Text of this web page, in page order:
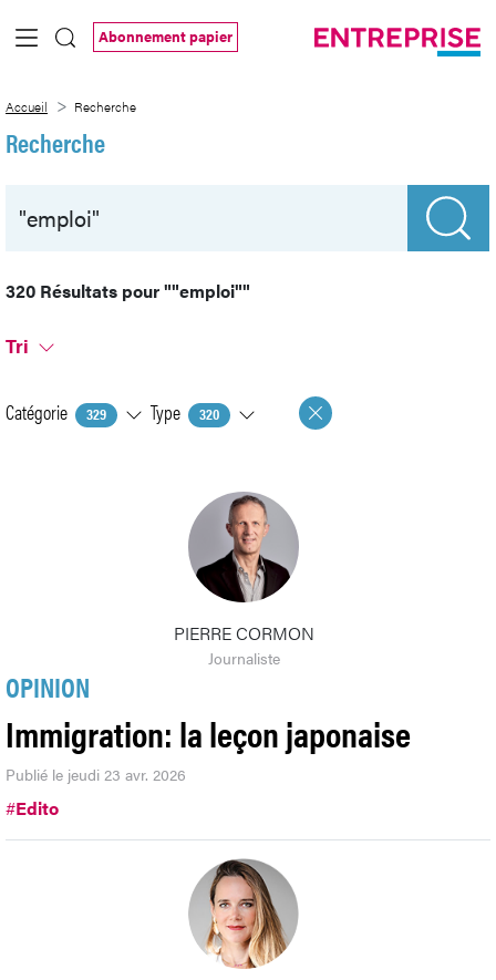
Saut au contenu principal
Abonnement papier
Accueil Recherche
Recherche
320 Résultats pour""emploi""
Tri
Catégorie 329 Type 320
PIERRE CORMON
Journaliste
OPINION
Immigration: la leçon japonaise
Publié le jeudi 23 avr. 2026
#Edito